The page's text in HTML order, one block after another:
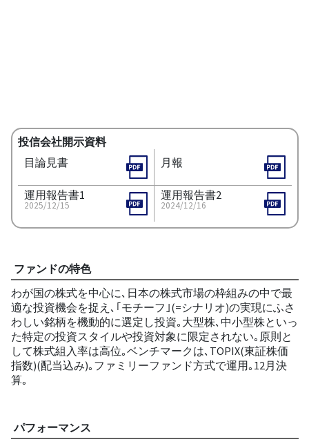
投信会社開示資料
目論見書
月報
運用報告書1
2025/12/15
運用報告書2
2024/12/16
ファンドの特色
わが国の株式を中心に､日本の株式市場の枠組みの中で最
適な投資機会を捉え､｢モチーフ｣(=シナリオ)の実現にふさ
わしい銘柄を機動的に選定し投資｡大型株､中小型株といっ
た特定の投資スタイルや投資対象に限定されない｡原則と
して株式組入率は高位｡ベンチマークは､TOPIX(東証株価
指数)(配当込み)｡ファミリーファンド方式で運用｡12月決
算｡
パフォーマンス